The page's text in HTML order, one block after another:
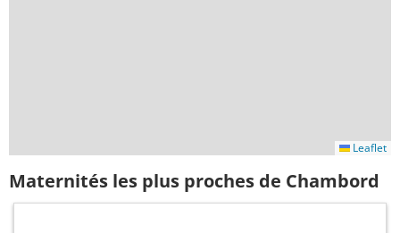
Leaflet
Maternités les plus proches de Chambord